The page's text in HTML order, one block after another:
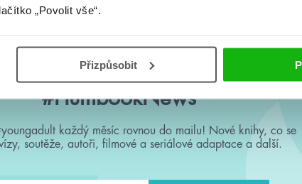
„Povolit vše“.
Přizpůsobit
#HumbookNews
každý měsíc rovnou do mailu! Nové knihy, co se
soutěže, autoři, filmové a seriálové adaptace a další.